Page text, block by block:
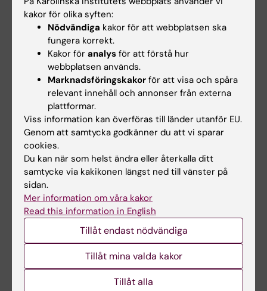
amplifies inhibitory neuron cell fate during
human neurodevelopment in organoids |
Science Advances
Krontira, Lea Kaspar, Ruhel Ahmad, Ilknur Safak
Demirel, Malgorzata Grochowicz, Tim Schäfer,
Fatema Begum, Vincenza Sportelli, Catarina
Raimundo, Maik Koedel, Marta Labeur, Silvia
Capello, Fabian J.Theis, Cristiana Cruceanu
och Elisabeth B. Binder.Science Advances,
online 14 februari 2025, doi:
10.1126/sciadv.adn8631.
Tags
Biokemi Graviditet och förlossning
kakor för olika syften:
Nödvändiga kakor för att webbplatsen ska
fungera korrekt.
Kakor för analys för att förstå hur
webbplatsen används.
Marknadsföringskakor för att visa och spåra
relevant innehåll och annonser från externa
plattformar.
Viss information kan överföras till länder utanför EU.
Genom att samtycka godkänner du att vi sparar
cookies.
Du kan när som helst ändra eller återkalla ditt
samtycke via kakikonen längst ned till vänster på
sidan.
Mer information om våra kakor
Read this information in English
Tillåt endast nödvändiga
Tillåt mina valda kakor
Tillåt alla